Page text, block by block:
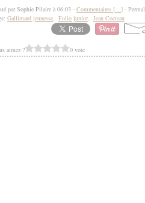
par Sophie Pilaire à 06:03 - Commentaires […] -
Gallimard jeunesse, Folio junior, Jean Cocteau
aimez ? 0 vote